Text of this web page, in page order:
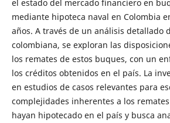
el estado del mercado financiero en
mediante hipoteca naval en Colombia
años. A través de un análisis detallado
colombiana, se exploran las
los remates de estos buques, con un
los créditos obtenidos en el país. La
en estudios de casos relevantes para
complejidades inherentes a los
hayan hipotecado en el país y busca